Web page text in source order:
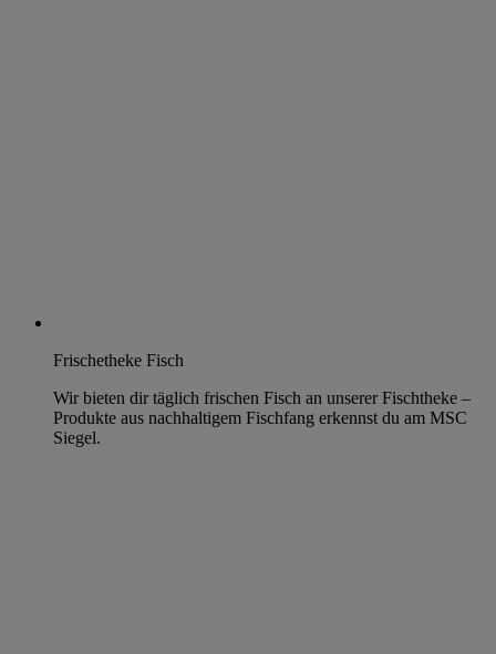
Frischetheke Fisch
Wir bieten dir täglich frischen Fisch an unserer Fischtheke –
Produkte aus nachhaltigem Fischfang erkennst du am MSC
Siegel.